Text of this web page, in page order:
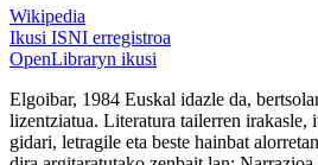
Wikipedia
Ikusi ISNI erregistroa
OpenLibraryn ikusi
Elgoibar, 1984 Euskal idazle da,
lizentziatua. Literatura tailerren irakasle,
gidari, letragile eta beste hainbat